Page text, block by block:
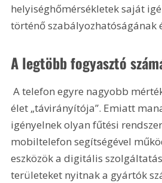
helyiséghőmérsékletek saját
történő szabályozhatóságának
A legtöbb fogyasztó
A telefon egyre nagyobb mértékben a mindennapi
élet „távirányítója”. Emiatt
igényelnek olyan fűtési
mobiltelefon segítségével
eszközök a digitális
területeket nyitnak a gyártók